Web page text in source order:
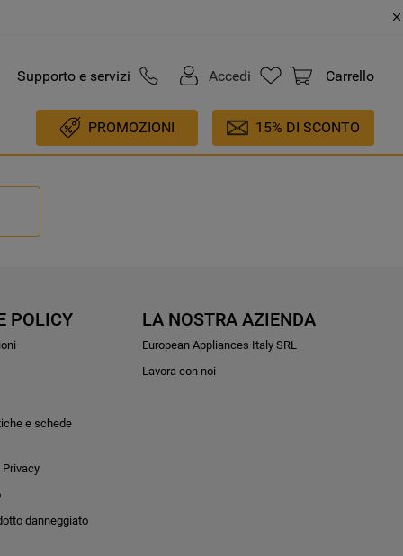
Supporto e servizi Accedi Carrello
PROMOZIONI 15% DI SCONTO
POLICY
e schede
danneggiato
LA NOSTRA AZIENDA
European Appliances Italy SRL
Lavora con noi